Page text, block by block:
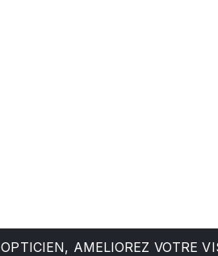
OPTICIEN, AMELIOREZ VOTRE